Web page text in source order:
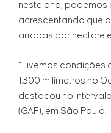
neste ano, podemos
acrescentando que
arrobas por hectare
“Tivemos condições
1.300 milímetros no
destacou no
(GAF), em São Paulo.